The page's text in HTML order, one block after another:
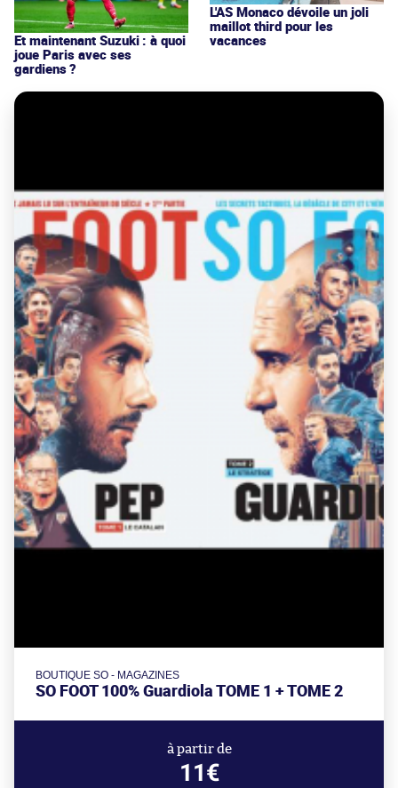
Et maintenant Suzuki : à quoi
joue Paris avec ses
gardiens ?
L'AS Monaco dévoile un joli
maillot third pour les
vacances
BOUTIQUE SO - MAGAZINES
SO FOOT 100% Guardiola TOME 1 + TOME 2
à partir de
11€